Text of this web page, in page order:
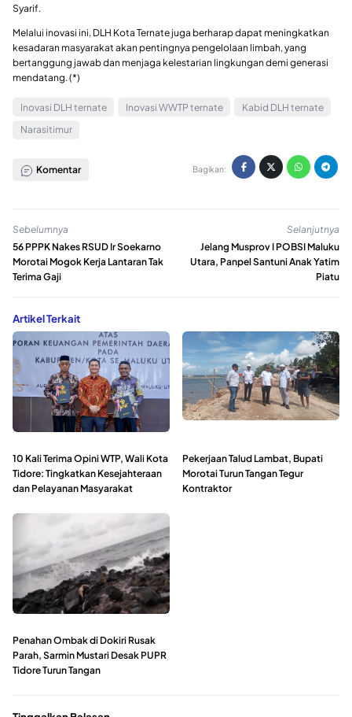
Syarif.
Melalui inovasi ini, DLH Kota Ternate juga berharap dapat meningkatkan
kesadaran masyarakat akan pentingnya pengelolaan limbah, yang
bertanggung jawab dan menjaga kelestarian lingkungan demi generasi
mendatang. (*)
Inovasi DLH ternate Inovasi WWTP ternate
Kabid DLH ternate
Narasitimur
Komentar Bagikan:
Sebelumnya
56 PPPK Nakes RSUD Ir Soekarno
Morotai Mogok Kerja Lantaran Tak
Terima Gaji
Selanjutnya
Jelang Musprov I POBSI Maluku
Utara, Panpel Santuni Anak Yatim
Piatu
Artikel Terkait
10 Kali Terima Opini WTP, Wali Kota
Tidore: Tingkatkan Kesejahteraan
dan Pelayanan Masyarakat
Pekerjaan Talud Lambat, Bupati
Morotai Turun Tangan Tegur
Kontraktor
Penahan Ombak di Dokiri Rusak
Parah, Sarmin Mustari Desak PUPR
Tidore Turun Tangan